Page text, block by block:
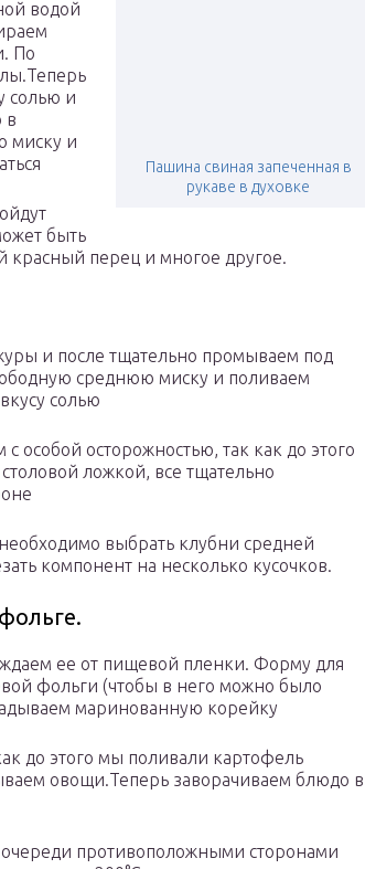
Пашина свиная запеченная в
рукаве в духовке
водой
По
солью и
в
миску и
быть
красный перец и многое другое.
и после тщательно промываем под
среднюю миску и поливаем
солью
особой осторожностью, так как до этого
ложкой, все тщательно
выбрать клубни средней
компонент на несколько кусочков.
ее от пищевой пленки. Форму для
фольги (чтобы в него можно было
маринованную корейку
до этого мы поливали картофель
овощи.Теперь заворачиваем блюдо в
противоположными сторонами